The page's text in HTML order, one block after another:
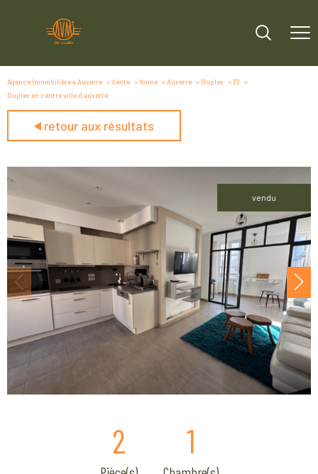
Agence Immobilière à Auxerre Vente Yonne Auxerre Duplex
T2
Duplex en centre ville d auxerre
retour aux résultats
vendu
2 1